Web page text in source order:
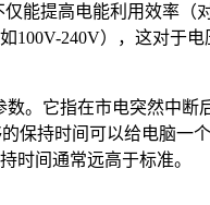
能提高电能利用效率（
100V-240V），这对于
。它指在市电突然中断
保持时间可以给电脑一
时间通常远高于标准。